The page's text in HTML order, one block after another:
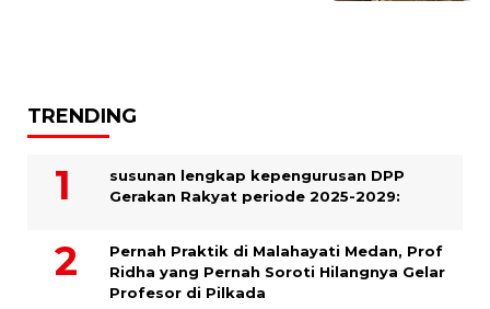
TRENDING
susunan lengkap kepengurusan DPP
Gerakan Rakyat periode 2025-2029:
Pernah Praktik di Malahayati Medan, Prof
Ridha yang Pernah Soroti Hilangnya Gelar
Profesor di Pilkada